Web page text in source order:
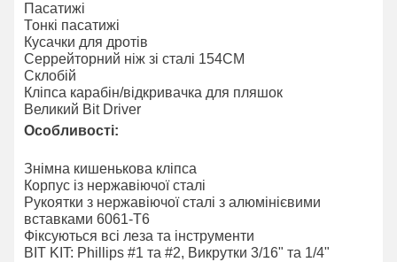
Пасатижі
Тонкі пасатижі
Кусачки для дротів
Серрейторний ніж зі сталі 154CM
Склобій
Кліпса карабін/відкривачка для пляшок
Великий Bit Driver
Особливості:
Знімна кишенькова кліпса
Корпус із нержавіючої сталі
Рукоятки з нержавіючої сталі з алюмінієвими
вставками 6061-T6
Фіксуються всі леза та інструменти
BIT KIT: Phillips #1 та #2, Викрутки 3/16" та 1/4"